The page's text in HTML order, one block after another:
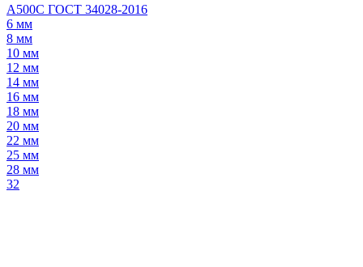
А500С ГОСТ 34028-2016
6 мм
8 мм
10 мм
12 мм
14 мм
16 мм
18 мм
20 мм
22 мм
25 мм
28 мм
32